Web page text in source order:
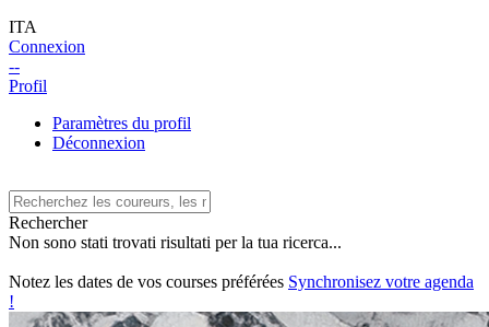
ITA
Connexion
--
Profil
Paramètres du profil
Déconnexion
Rechercher
Non sono stati trovati risultati per la tua ricerca...
Notez les dates de vos courses préférées Synchronisez votre agenda
!